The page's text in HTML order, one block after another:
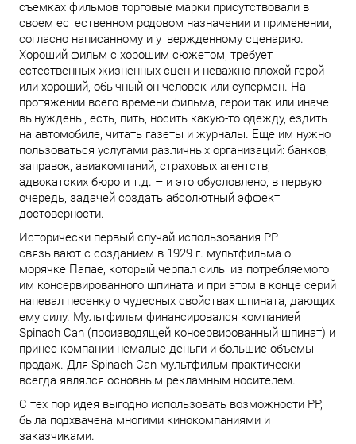
съемках фильмов торговые марки присутствовали в
своем естественном родовом назначении и применении,
согласно написанному и утвержденному сценарию.
Хороший фильм с хорошим сюжетом, требует
естественных жизненных сцен и неважно плохой герой
или хороший, обычный он человек или супермен. На
протяжении всего времени фильма, герои так или иначе
вынуждены, есть, пить, носить какую-то одежду, ездить
на автомобиле, читать газеты и журналы. Еще им нужно
пользоваться услугами различных организаций: банков,
заправок, авиакомпаний, страховых агентств,
адвокатских бюро и т.д. – и это обусловлено, в первую
очередь, задачей создать абсолютный эффект
достоверности.
Исторически первый случай использования PP
связывают с созданием в 1929 г. мультфильма о
морячке Папае, который черпал силы из потребляемого
им консервированного шпината и при этом в конце серий
напевал песенку о чудесных свойствах шпината, дающих
ему силу. Мультфильм финансировался компанией
Spinach Can (производящей консервированный шпинат) и
принес компании немалые деньги и большие объемы
продаж. Для Spinach Can мультфильм практически
всегда являлся основным рекламным носителем.
С тех пор идея выгодно использовать возможности PP,
была подхвачена многими кинокомпаниями и
заказчиками.